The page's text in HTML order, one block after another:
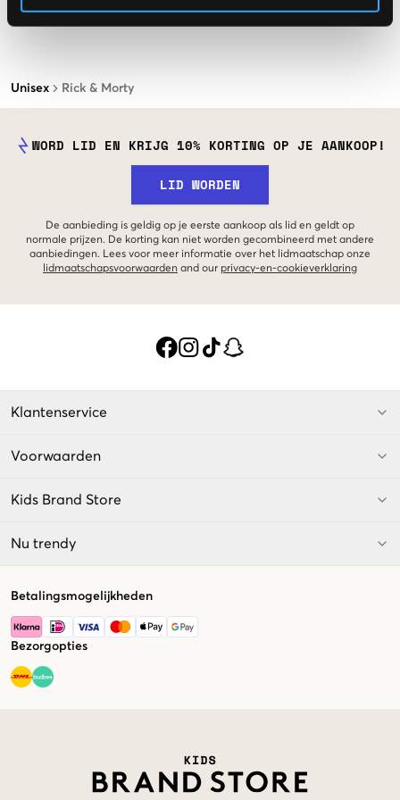
Unisex Rick & Morty
WORD LID EN KRIJG 10% KORTING OP JE AANKOOP!
LID WORDEN
De aanbieding is geldig op je eerste aankoop als lid en geldt op
normale prijzen. De korting kan niet worden gecombineerd met andere
aanbiedingen. Lees voor meer informatie over het lidmaatschap onze
lidmaatschapsvoorwaarden and our privacy-en-cookieverklaring
Klantenservice
Voorwaarden
Kids Brand Store
Nu trendy
Betalingsmogelijkheden
Bezorgopties